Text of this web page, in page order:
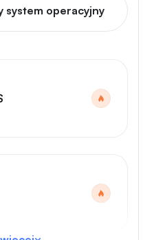
system operacyjny